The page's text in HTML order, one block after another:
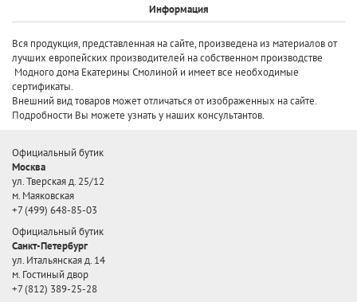
Информация
Вся продукция, представленная на сайте, произведена из материалов от
лучших европейских производителей на собственном производстве
Модного дома Екатерины Смолиной и имеет все необходимые
сертификаты.
Внешний вид товаров может отличаться от изображенных на сайте.
Подробности Вы можете узнать у наших консультантов.
Официальный бутик
Москва
ул. Тверская д. 25/12
м. Маяковская
+7 (499) 648-85-03
Официальный бутик
Санкт-Петербург
ул. Итальянская д. 14
м. Гостиный двор
+7 (812) 389-25-28